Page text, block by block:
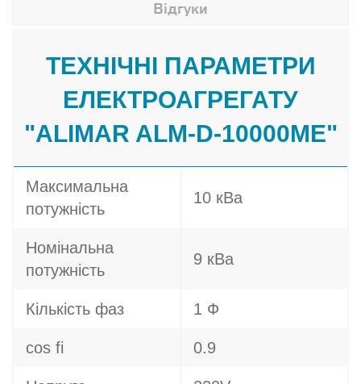
Відгуки
ТЕХНІЧНІ ПАРАМЕТРИ
ЕЛЕКТРОАГРЕГАТУ
"ALIMAR ALM-D-10000ME"
Максимальна
потужність
10 кВа
Номінальна
потужність
9 кВа
Кількість фаз 1 Ф
cos fi 0.9